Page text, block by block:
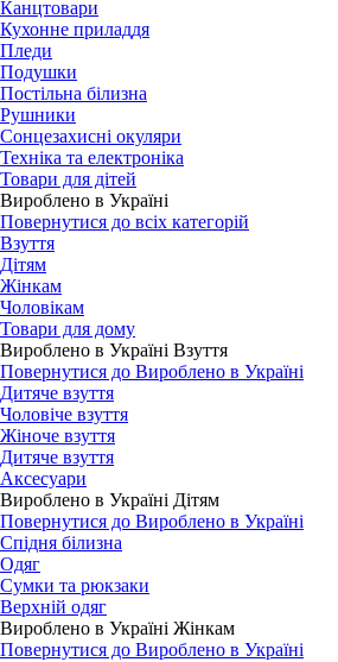
Канцтовари
Кухонне приладдя
Пледи
Подушки
Постільна білизна
Рушники
Сонцезахисні окуляри
Техніка та електроніка
Товари для дітей
Вироблено в Україні
Повернутися до всіх категорій
Взуття
Дітям
Жінкам
Чоловікам
Товари для дому
Вироблено в Україні Взуття
Повернутися до Вироблено в Україні
Дитяче взуття
Чоловіче взуття
Жіноче взуття
Дитяче взуття
Аксесуари
Вироблено в Україні Дітям
Повернутися до Вироблено в Україні
Спідня білизна
Одяг
Сумки та рюкзаки
Верхній одяг
Вироблено в Україні Жінкам
Повернутися до Вироблено в Україні